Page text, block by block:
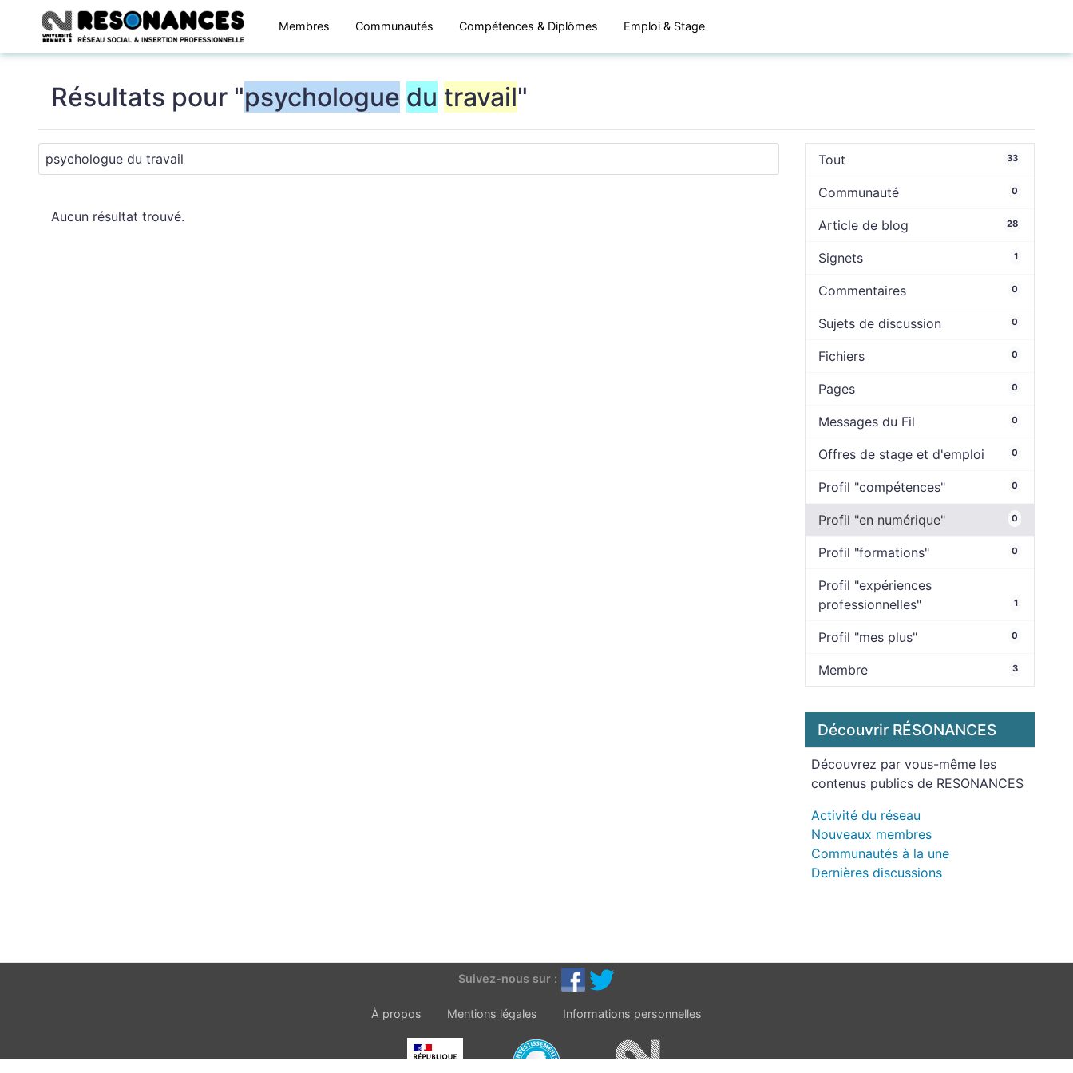
Membres Communautés Compétences & Diplômes Emploi & Stage
Résultats pour "psychologue du travail"
Aucun résultat trouvé.
Tout 33
Communauté 0
Article de blog 28
Signets 1
Commentaires 0
Sujets de discussion 0
Fichiers 0
Pages 0
Messages du Fil 0
Offres de stage et d'emploi 0
Profil "compétences" 0
Profil "en numérique" 0
Profil "formations" 0
Profil "expériences
professionnelles"
1
Profil "mes plus" 0
Membre 3
Découvrir RÉSONANCES
Découvrez par vous-même les
contenus publics de RESONANCES
Activité du réseau
Nouveaux membres
Communautés à la une
Dernières discussions
Suivez-nous sur :
À propos Mentions légales Informations personnelles